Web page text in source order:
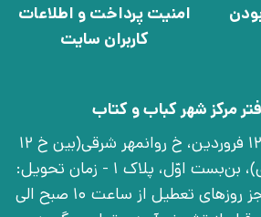
امنیت پرداخت و اطلاعات
کاربران سایت
مرکز شهر کباب و کتاب
تهران، خ انقلاب، خ 12 فروردین، خ روانمهر شرقی(بین خ 12
فروردین و خ فخر رازی)، بن‌بست اوّل، پلاک 1 - زمان تحویل:
شنبه تا چهارشنبه به جز روزهای تعطیل از ساعت 10 صبح الی